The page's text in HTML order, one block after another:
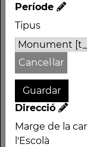
Període
Tipus
Cancel·lar
Direcció
Marge de la
l'Escolà
Nom
Font de ca
Autor
Període
Tipus
Monument
Direcció